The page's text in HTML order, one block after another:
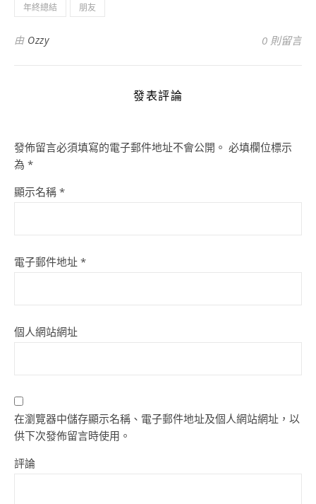
年終總結 朋友
由 Ozzy 0 則留言
發表評論
發佈留言必須填寫的電子郵件地址不會公開。 必填欄位標示
為 *
顯示名稱 *
電子郵件地址 *
個人網站網址
在瀏覽器中儲存顯示名稱、電子郵件地址及個人網站網址，以
供下次發佈留言時使用。
評論